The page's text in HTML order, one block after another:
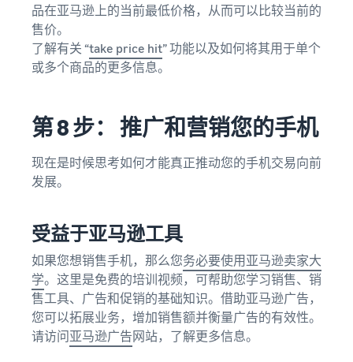
品在亚马逊上的当前最低价格，从而可以比较当前的
售价。
了解有关 “take price hit” 功能以及如何将其用于单个
或多个商品的更多信息。
第 8 步： 推广和营销您的手机
现在是时候思考如何才能真正推动您的手机交易向前
发展。
受益于亚马逊工具
如果您想销售手机，那么您务必要使用亚马逊卖家大
学。这里是免费的培训视频，可帮助您学习销售、销
售工具、广告和促销的基础知识。借助亚马逊广告，
您可以拓展业务，增加销售额并衡量广告的有效性。
请访问亚马逊广告网站，了解更多信息。